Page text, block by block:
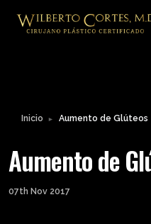
Inicio ► Aumento de Glúteos
Aumento de
07th Nov 2017